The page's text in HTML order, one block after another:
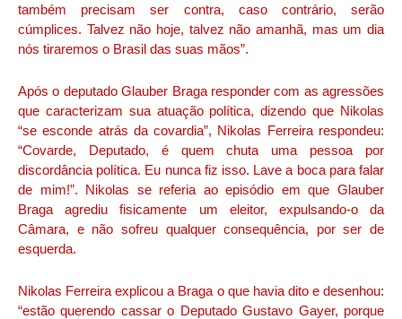
também precisam ser contra, caso contrário, serão
cúmplices. Talvez não hoje, talvez não amanhã, mas um dia
nós tiraremos o Brasil das suas mãos”.
Após o deputado Glauber Braga responder com as agressões
que caracterizam sua atuação política, dizendo que Nikolas
“se esconde atrás da covardia”, Nikolas Ferreira respondeu:
“Covarde, Deputado, é quem chuta uma pessoa por
discordância política. Eu nunca fiz isso. Lave a boca para falar
de mim!”. Nikolas se referia ao episódio em que Glauber
Braga agrediu fisicamente um eleitor, expulsando-o da
Câmara, e não sofreu qualquer consequência, por ser de
esquerda.
Nikolas Ferreira explicou a Braga o que havia dito e desenhou:
“estão querendo cassar o Deputado Gustavo Gayer, porque